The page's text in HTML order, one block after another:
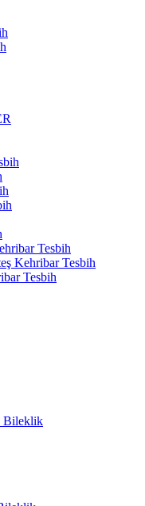
Tesbih
Kehribar Tesbih
Tesbih
Bileklik